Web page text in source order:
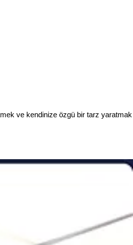
ve kendinize özgü bir tarz yaratmak